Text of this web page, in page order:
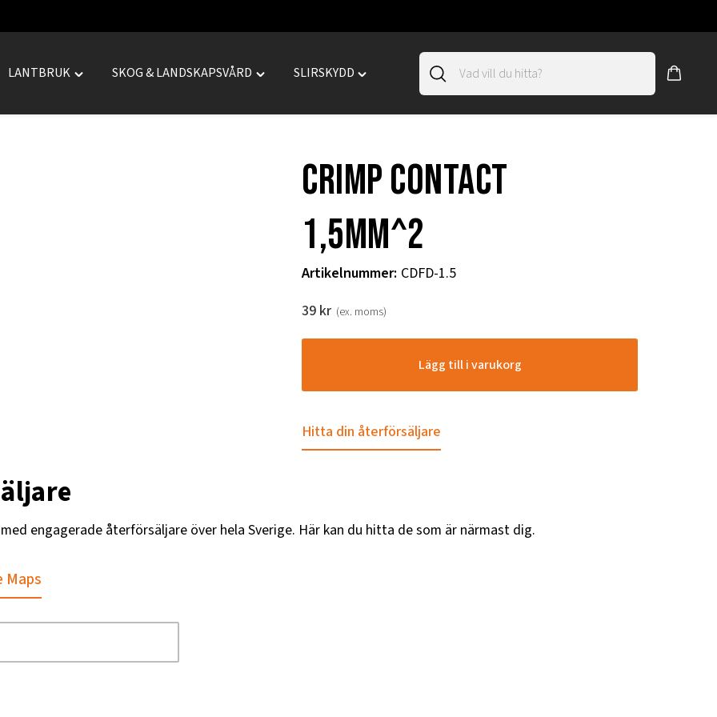
LANTBRUK
Toggle
SKOG & LANDSKAPSVÅRD
Toggle
SLIRSKYDD
Toggle
Crimp contact
1,5mm^2
Artikelnummer: CDFD-1.5
39 kr (ex. moms)
Lägg till i varukorg
Hitta din återförsäljare
engagerade återförsäljare över hela Sverige. Här kan du hitta de som är närmast dig.
Maps